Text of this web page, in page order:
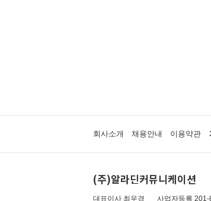
회사소개 채용안내 이용약관
(주)알라딘커뮤니케이션
대표이사 최우경 사업자등록